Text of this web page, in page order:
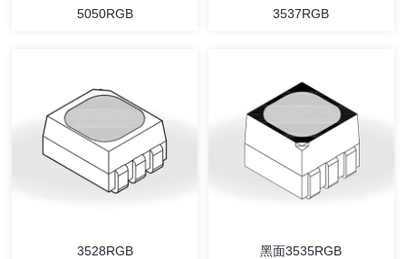
5050RGB 3537RGB
3528RGB 黑面3535RGB